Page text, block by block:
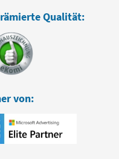
Qualität:
von: